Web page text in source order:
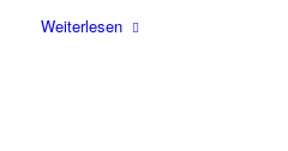
Weiterlesen